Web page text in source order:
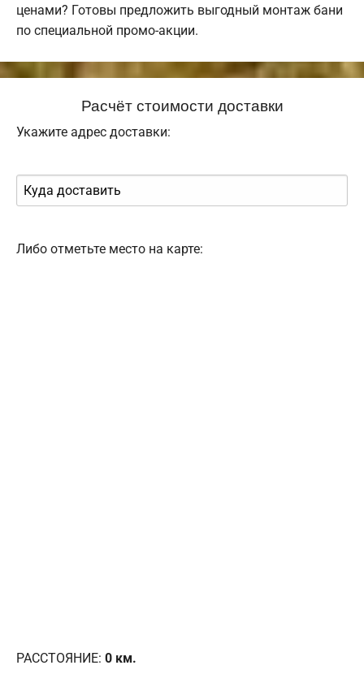
ценами? Готовы предложить выгодный монтаж бани
по специальной промо-акции.
Расчёт стоимости доставки
Укажите адрес доставки:
Либо отметьте место на карте:
РАССТОЯНИЕ: 0 км.